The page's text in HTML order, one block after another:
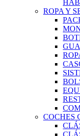
ROPA Y
COCHES